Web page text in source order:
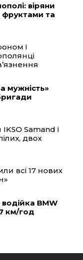
віряни
та
і
мужність»
Samand і
двох
всі 17 нових
BMW
км/год